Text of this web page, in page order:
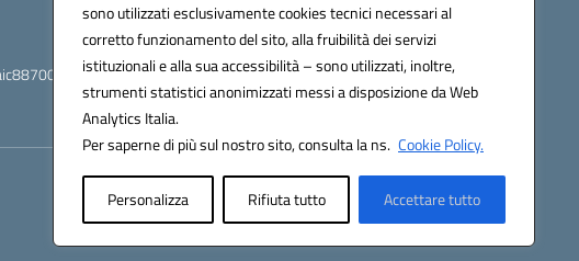
sono utilizzati esclusivamente cookies tecnici necessari al
corretto funzionamento del sito, alla fruibilità dei servizi
istituzionali e alla sua accessibilità – sono utilizzati, inoltre,
strumenti statistici anonimizzati messi a disposizione da Web
Analytics Italia.
Per saperne di più sul nostro sito, consulta la ns. Cookie Policy.
Personalizza Rifiuta tutto Accettare tutto